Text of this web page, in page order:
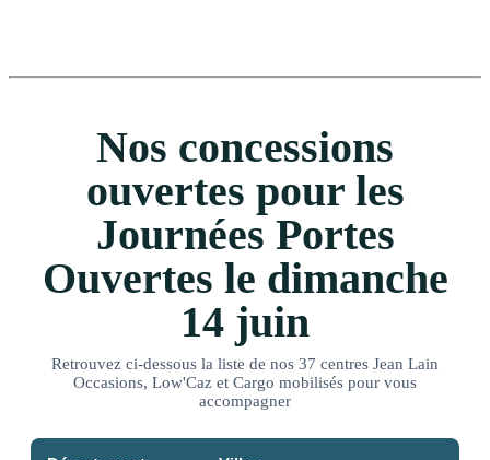
Nos concessions
ouvertes pour les
Journées Portes
Ouvertes le dimanche
14 juin
Retrouvez ci-dessous la liste de nos 37 centres Jean Lain
Occasions, Low'Caz et Cargo mobilisés pour vous
accompagner